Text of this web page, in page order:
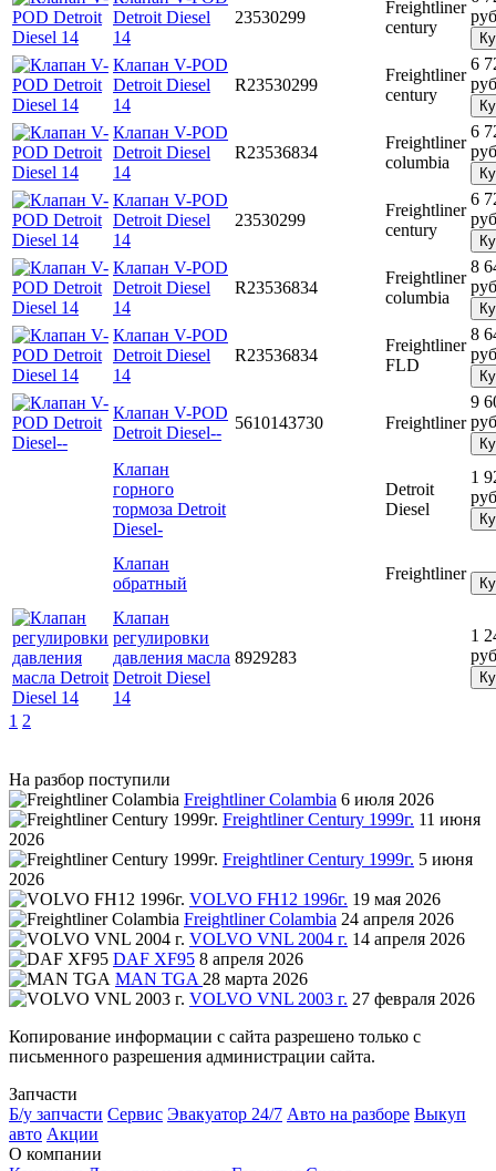
Detroit Diesel
14
23530299
Freightliner
century
Клапан V-POD
Detroit Diesel
14
R23530299
Freightliner
century
6
Клапан V-POD
Detroit Diesel
14
R23536834
Freightliner
columbia
6
Клапан V-POD
Detroit Diesel
14
23530299
Freightliner
century
6
Клапан V-POD
Detroit Diesel
14
R23536834
Freightliner
columbia
8
Клапан V-POD
Detroit Diesel
14
R23536834
Freightliner
FLD
8
Клапан V-POD
Detroit Diesel--
5610143730 Freightliner
9
Клапан
горного
тормоза Detroit
Diesel-
Detroit
Diesel
1
Клапан
обратный
Freightliner
Клапан
регулировки
давления масла
Detroit Diesel
14
8929283
1
1 2
На разбор поступили
Freightliner Colambia 6 июля 2026
Freightliner Century 1999г. 11 июня
2026
Freightliner Century 1999г. 5 июня
2026
VOLVO FH12 1996г. 19 мая 2026
Freightliner Colambia 24 апреля 2026
VOLVO VNL 2004 г. 14 апреля 2026
DAF XF95 8 апреля 2026
MAN TGA 28 марта 2026
VOLVO VNL 2003 г. 27 февраля 2026
Копирование информации с сайта разрешено только с
письменного разрешения администрации сайта.
Запчасти
Б/у запчасти Сервис Эвакуатор 24/7 Авто на разборе Выкуп
авто Акции
О компании